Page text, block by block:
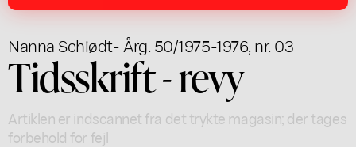
Nanna Schiødt- Årg. 50/1975-1976, nr. 03
Tidsskrift - revy
Artiklen er indscannet fra det trykte magasin; der tages
forbehold for fejl